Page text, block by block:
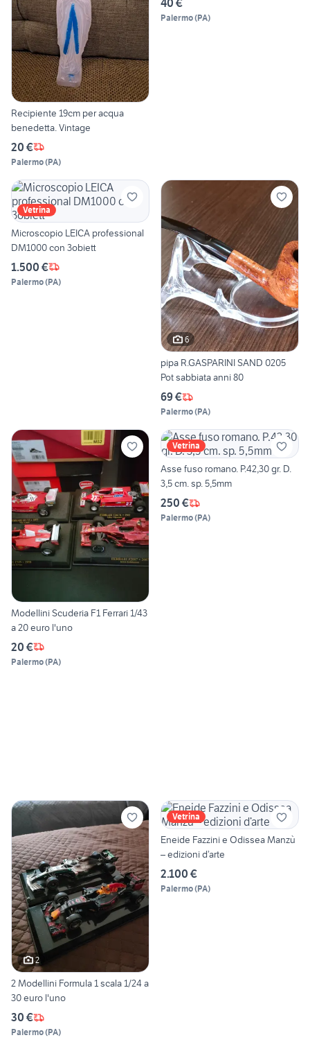
Recipiente 19cm per acqua
benedetta. Vintage
20 €
Palermo(PA)
40 €
Palermo(PA)
Vetrina
Microscopio LEICA professional
DM1000 con 3obiett
1.500 €
Palermo(PA)
6
pipa R.GASPARINI SAND 0205
Pot sabbiata anni 80
69 €
Palermo(PA)
Modellini Scuderia F1 Ferrari 1/43
a 20 euro l'uno
20 €
Palermo(PA)
Vetrina
Asse fuso romano. P.42,30 gr. D.
3,5 cm. sp. 5,5mm
250 €
Palermo(PA)
2
2 Modellini Formula 1 scala 1/24 a
30 euro l'uno
30 €
Palermo(PA)
Vetrina
Eneide Fazzini e Odissea Manzù
– edizioni d’arte
2.100 €
Palermo(PA)